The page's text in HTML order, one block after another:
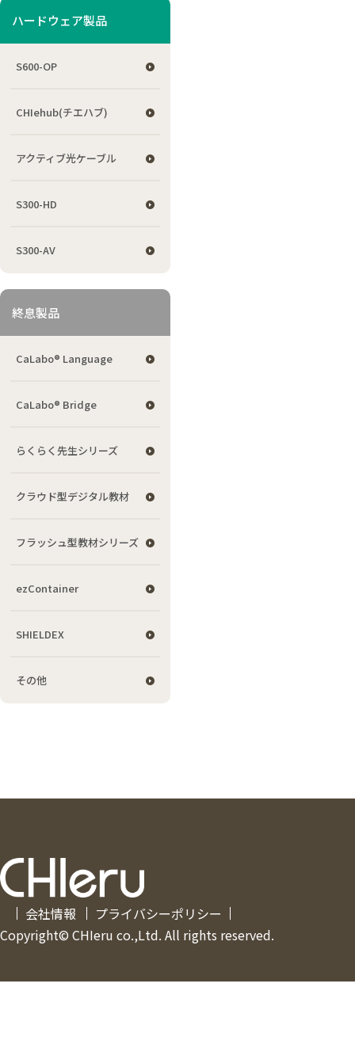
ハードウェア製品
S600-OP
CHIehub(チエハブ)
アクティブ光ケーブル
S300-HD
S300-AV
終息製品
CaLabo® Language
CaLabo® Bridge
らくらく先生シリーズ
クラウド型デジタル教材
フラッシュ型教材シリーズ
ezContainer
SHIELDEX
その他
会社情報
プライバシーポリシー
Copyright© CHIeru co.,Ltd. All rights reserved.